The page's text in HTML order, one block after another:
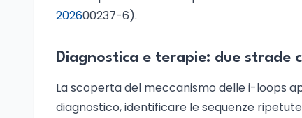
202600237-6).
Diagnostica e terapie: due strade
La scoperta del meccanismo delle i-loops
diagnostico, identificare le sequenze